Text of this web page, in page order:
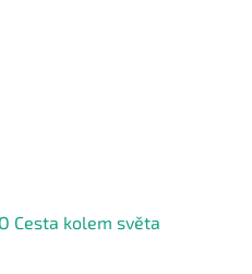
Cesta kolem světa